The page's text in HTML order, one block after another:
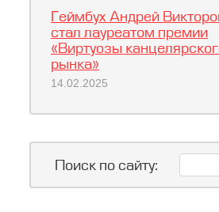
Геймбух Андрей
стал лауреатом премии
«Виртуозы
рынка»
14.02.2025
Поиск по сайту: